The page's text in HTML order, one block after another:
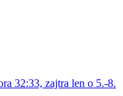
32:33, zajtra len o 5.-8.